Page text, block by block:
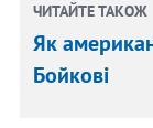
ЧИТАЙТЕ ТАКОЖ
Як
Бойкові